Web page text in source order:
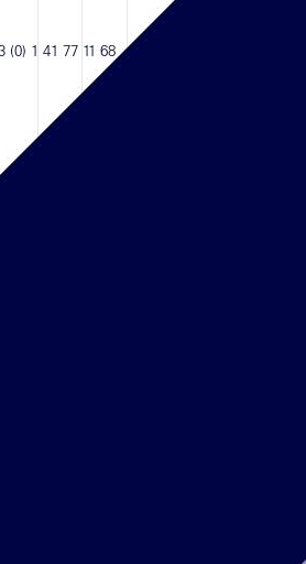
(0) 1 41 77 11 68
Building 11
Bay Area